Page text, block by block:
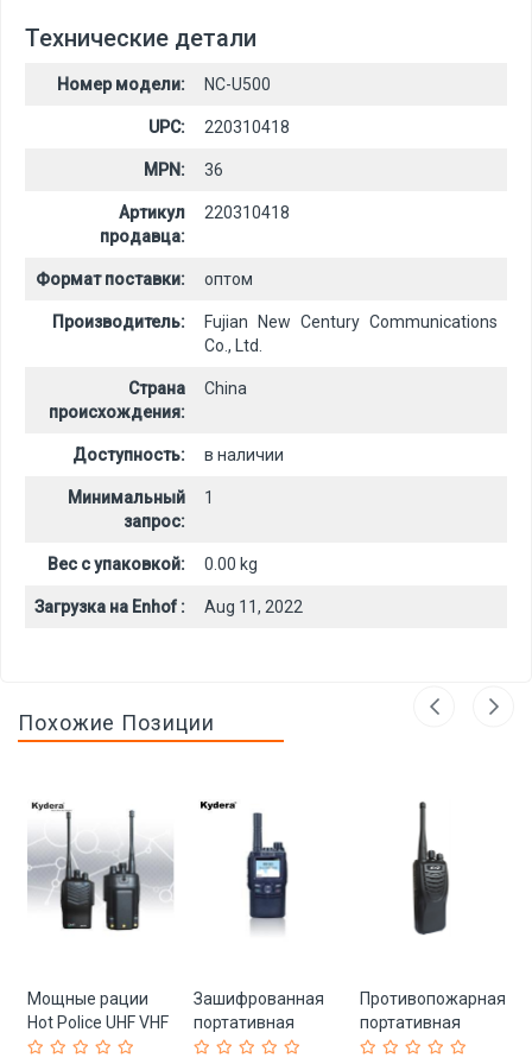
Технические детали
Номер модели: NC-U500
UPC: 220310418
MPN: 36
Артикул
продавца:
220310418
Формат поставки: оптом
Производитель:
Fujian New Century Communications
Co., Ltd.
Страна
происхождения:
China
Доступность: в наличии
Минимальный
запрос:
1
Вес с упаковкой: 0.00 kg
Загрузка на Enhof : Aug 11, 2022
Похожие Позиции
Мощные рации
Hot Police UHF VHF
DMR DM-630
Зашифрованная
портативная
рация с сим-
Противопожарная
портативная
двусторонняя